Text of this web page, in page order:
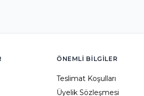
ÖNEMLI BILGILER
Teslimat Koşulları
Üyelik Sözleşmesi